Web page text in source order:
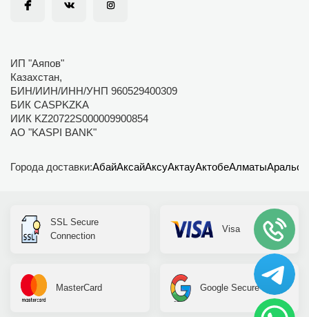
ИП "Аяпов"
Казахстан,
БИН/ИИН/ИНН/УНП 960529400309
БИК CASPKZKA
ИИК KZ20722S000009900854
АО "KASPI BANK"
Города доставки:АбайАксайАксуАктауАктобеАлматыАральск
SSL Secure
Connection
Visa
MasterCard Google Secure